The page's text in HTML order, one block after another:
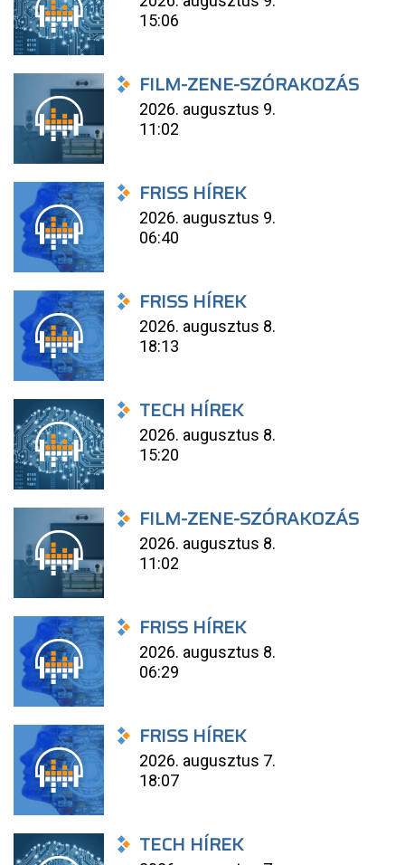
15:06
FILM-ZENE-SZÓRAKOZÁS
2026. augusztus 9.
11:02
FRISS HÍREK
2026. augusztus 9.
06:40
FRISS HÍREK
2026. augusztus 8.
18:13
TECH HÍREK
2026. augusztus 8.
15:20
FILM-ZENE-SZÓRAKOZÁS
2026. augusztus 8.
11:02
FRISS HÍREK
2026. augusztus 8.
06:29
FRISS HÍREK
2026. augusztus 7.
18:07
TECH HÍREK